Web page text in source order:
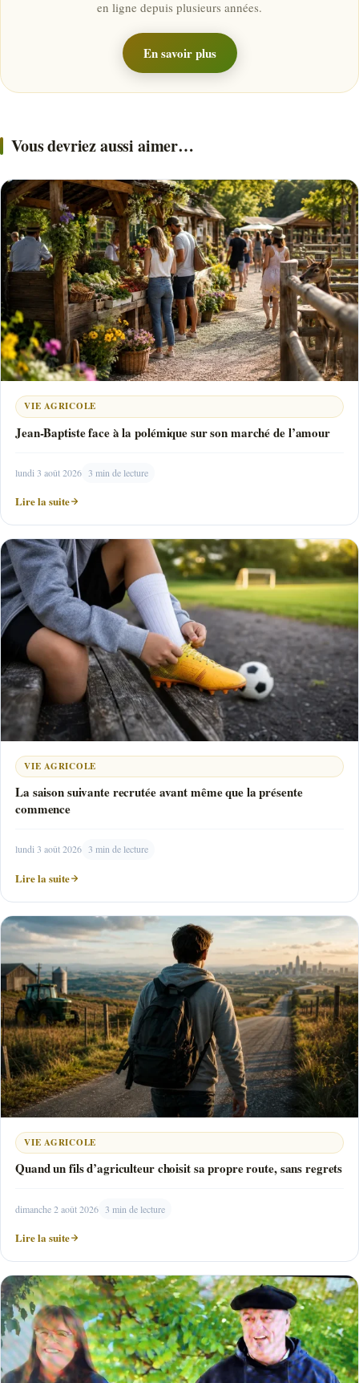
en ligne depuis plusieurs années.
En savoir plus
Vous devriez aussi aimer…
VIE AGRICOLE
Jean-Baptiste face à la polémique sur son marché de l’amour
lundi 3 août 2026 3 min de lecture
Lire la suite
VIE AGRICOLE
La saison suivante recrutée avant même que la présente
commence
lundi 3 août 2026 3 min de lecture
Lire la suite
VIE AGRICOLE
Quand un fils d’agriculteur choisit sa propre route, sans regrets
dimanche 2 août 2026 3 min de lecture
Lire la suite